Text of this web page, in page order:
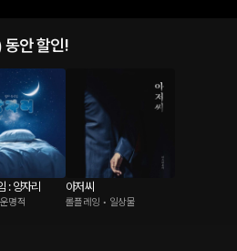
안 할인!
: 양자리
명적
아저씨
롤플레잉 • 일상물